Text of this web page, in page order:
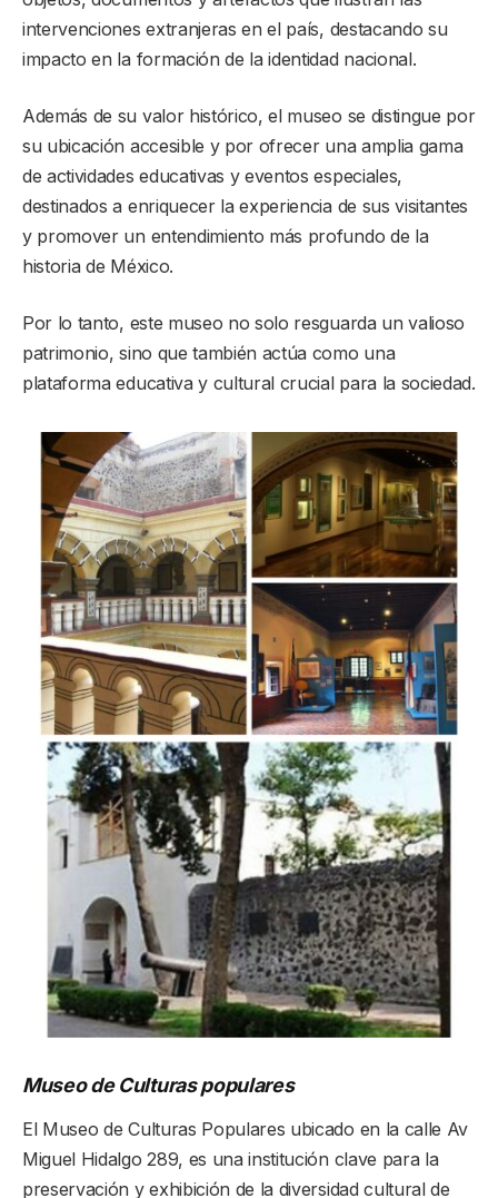
intervenciones extranjeras en el país, destacando su
impacto en la formación de la identidad nacional.
Además de su valor histórico, el museo se distingue por
su ubicación accesible y por ofrecer una amplia gama
de actividades educativas y eventos especiales,
destinados a enriquecer la experiencia de sus visitantes
y promover un entendimiento más profundo de la
historia de México.
Por lo tanto, este museo no solo resguarda un valioso
patrimonio, sino que también actúa como una
plataforma educativa y cultural crucial para la sociedad.
Museo de Culturas populares
El Museo de Culturas Populares ubicado en la calle Av
Miguel Hidalgo 289, es una institución clave para la
preservación y exhibición de la diversidad cultural de